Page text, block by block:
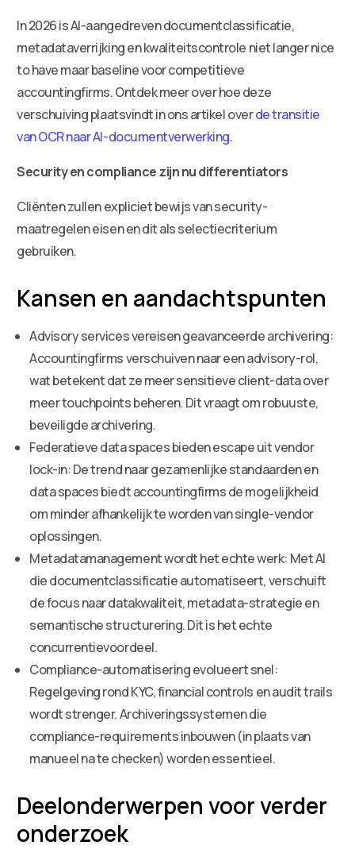
In 2026 is AI-aangedreven documentclassificatie,
metadataverrijking en kwaliteitscontrole niet langer nice
to have maar baseline voor competitieve
accountingfirms. Ontdek meer over hoe deze
verschuiving plaatsvindt in ons artikel overde transitie
van OCR naar AI-documentverwerking.
Security en compliance zijn nu differentiators
Cliënten zullen expliciet bewijs van security-
maatregelen eisen en dit als selectiecriterium
gebruiken.
Kansen en aandachtspunten
Advisory services vereisen geavanceerde archivering:
Accountingfirms verschuiven naar een advisory-rol,
wat betekent dat ze meer sensitieve client-data over
meer touchpoints beheren. Dit vraagt om robuuste,
beveiligde archivering.
Federatieve data spaces bieden escape uit vendor
lock-in: De trend naar gezamenlijke standaarden en
data spaces biedt accountingfirms de mogelijkheid
om minder afhankelijk te worden van single-vendor
oplossingen.
Metadatamanagement wordt het echte werk: Met AI
die documentclassificatie automatiseert, verschuift
de focus naar datakwaliteit, metadata-strategie en
semantische structurering. Dit is het echte
concurrentievoordeel.
Compliance-automatisering evolueert snel:
Regelgeving rond KYC, financial controls en audit trails
wordt strenger. Archiveringssystemen die
compliance-requirements inbouwen (in plaats van
manueel na te checken) worden essentieel.
Deelonderwerpen voor verder
onderzoek